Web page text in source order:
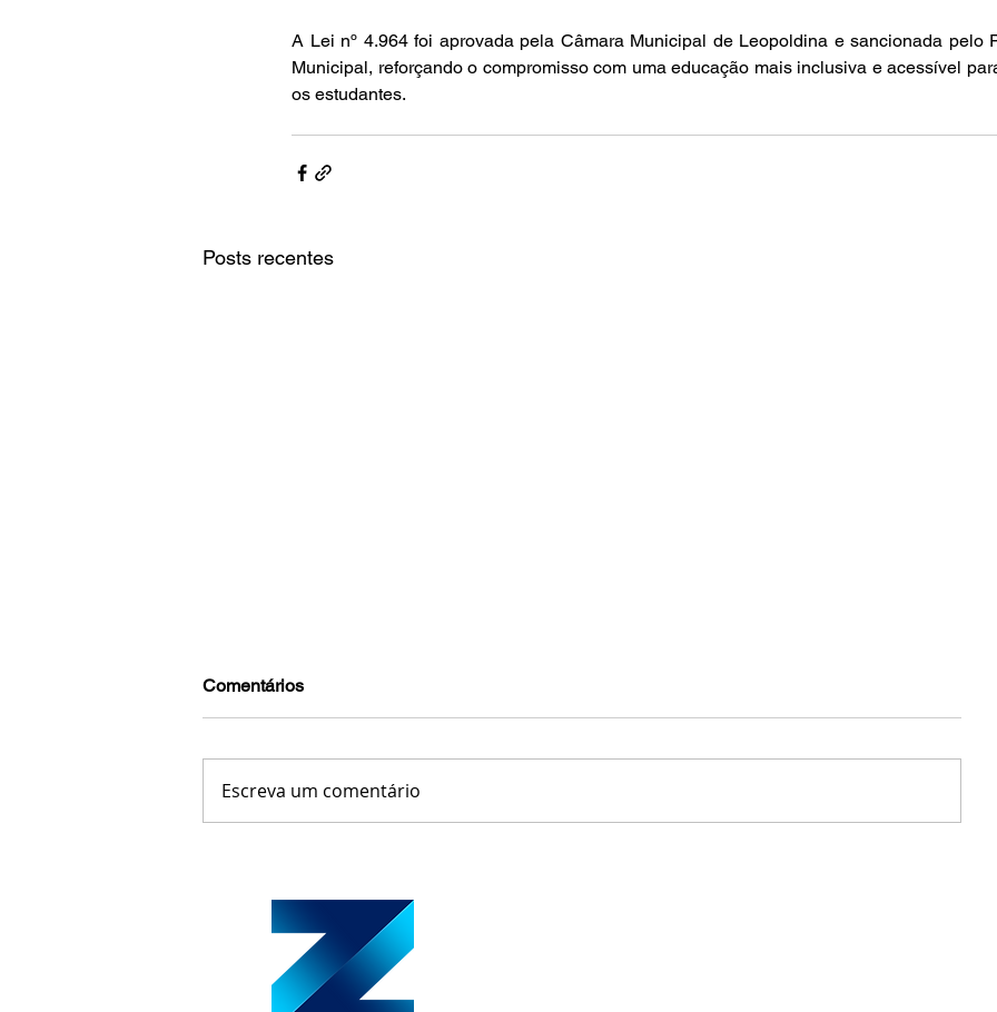
A Lei nº 4.964 foi aprovada pela Câmara Municipal de Leopoldina e sancionada pelo
Municipal, reforçando o compromisso com uma educação mais inclusiva e acessível
os estudantes.
Posts recentes
Leopoldina regulamenta estacionamento
rotativo e define tarifa de R$ 2 por hora para
carros
Comentários
Escreva um comentário